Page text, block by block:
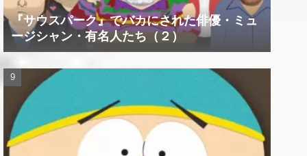
『サウスパーク』でバカにされた俳優・ミュ
ージシャン・有名人たち（２）